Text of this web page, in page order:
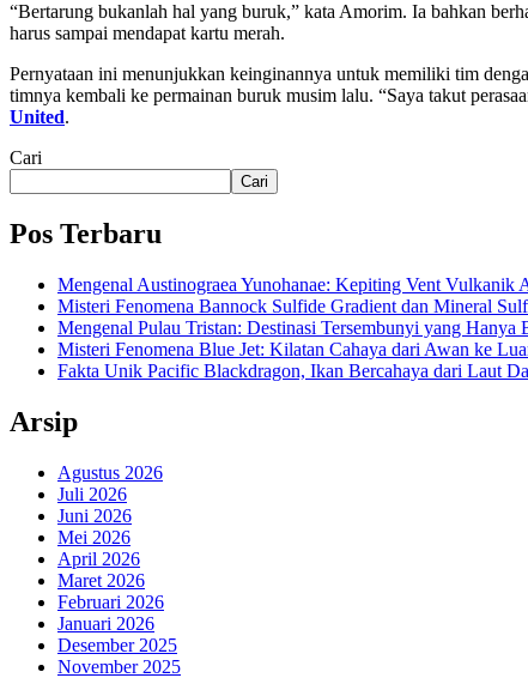
“Bertarung bukanlah hal yang buruk,” kata Amorim. Ia bahkan
harus sampai mendapat kartu merah.
Pernyataan ini menunjukkan keinginannya untuk memiliki tim
timnya kembali ke permainan buruk musim lalu. “Saya takut
United.
Cari
Cari
Pos Terbaru
Mengenal Austinograea Yunohanae: Kepiting Vent Vulkanik
Misteri Fenomena Bannock Sulfide Gradient dan Mineral
Mengenal Pulau Tristan: Destinasi Tersembunyi yang Hanya
Misteri Fenomena Blue Jet: Kilatan Cahaya dari Awan ke
Fakta Unik Pacific Blackdragon, Ikan Bercahaya dari Laut
Arsip
Agustus 2026
Juli 2026
Juni 2026
Mei 2026
April 2026
Maret 2026
Februari 2026
Januari 2026
Desember 2025
November 2025